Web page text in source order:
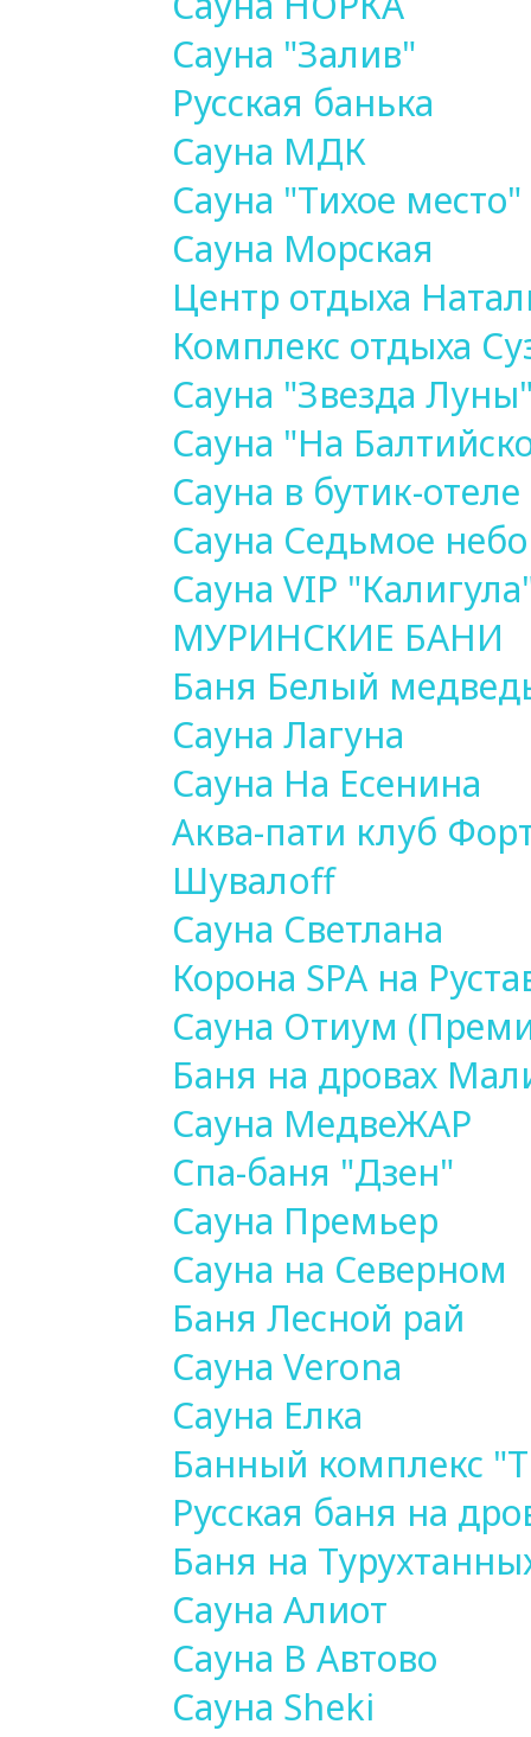
Сауна "Залив"
Русская банька
Сауна МДК
Сауна "Тихое место"
Сауна Морская
Центр отдыха
Комплекс отдыха
Сауна "Звезда
Сауна "На
Сауна в бутик-
Сауна Седьмое небо
Сауна VIP
МУРИНСКИЕ БАНИ
Баня Белый
Сауна Лагуна
Сауна На Есенина
Аква-пати клуб
Шувалoff
Сауна Светлана
Корона SPA на
Сауна Отиум
Баня на дровах
Сауна МедвеЖАР
Спа-баня "Дзен"
Сауна Премьер
Сауна на Северном
Баня Лесной рай
Сауна Verona
Сауна Елка
Банный комплекс
Русская баня на
Баня на
Сауна Алиот
Сауна В Автово
Сауна Sheki